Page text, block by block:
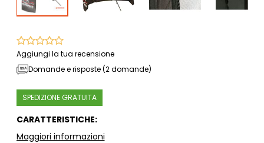
Aggiungi la tua recensione
Domande e risposte (2 domande)
SPEDIZIONE GRATUITA
CARATTERISTICHE:
Maggiori informazioni